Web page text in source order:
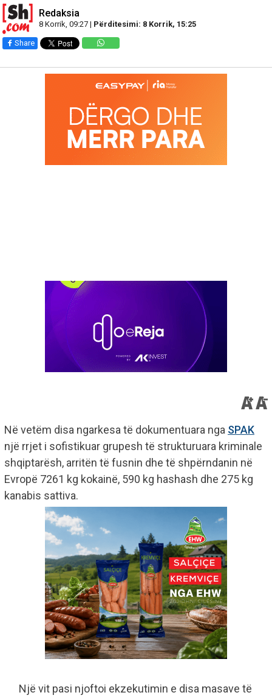
Redaksia
8 Korrik, 09:27 | Përditesimi: 8 Korrik, 15:25
Share
Në vetëm disa ngarkesa të dokumentuara nga SPAK
një rrjet i sofistikuar grupesh të strukturuara kriminale
shqiptarësh, arritën të fusnin dhe të shpërndanin në
Evropë 7261 kg kokainë, 590 kg hashash dhe 275 kg
kanabis sattiva.
Një vit pasi njoftoi ekzekutimin e disa masave të